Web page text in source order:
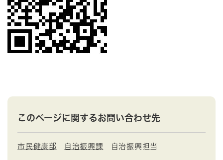
このページに関するお問い合わせ先
市民健康部 自治振興課 自治振興担当